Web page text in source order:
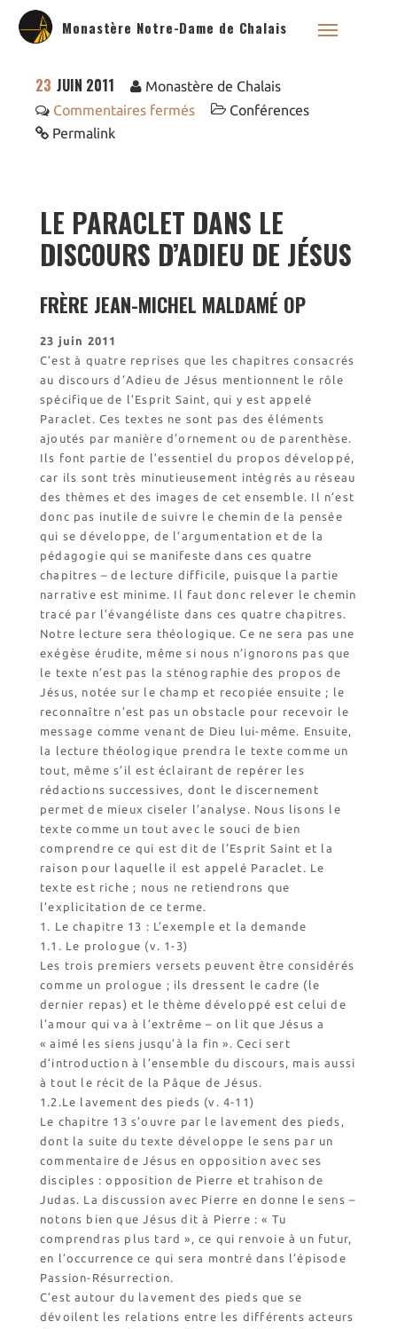
Monastère Notre-Dame de Chalais
Qui sommes nous ?
Saint Dominique
Devenir moniale
dominicaine
Les restaurations de
l’église de Chalais
Visite symbolique de
l’Église
Visites virtuelles
Les randonnées
Informations pratiques
Horaires
Accueil de groupes
Demande de séjour
Covoiturage
La boutique – Librairie
Biscuiterie St Dominique
Catalogue et tarifs
Nos emballages
Nos biscuits
Nos ingrédients
L’association
Prochains événements
Dernières conférences
Contact Accueil
Contact Boutique
23 JUIN 2011
Monastère de Chalais
Commentaires fermés
Conférences
Permalink
LE PARACLET DANS LE
DISCOURS D’ADIEU DE JÉSUS
FRÈRE JEAN-MICHEL MALDAMÉ OP
23 juin 2011
C’est à quatre reprises que les chapitres consacrés
au discours d’Adieu de Jésus mentionnent le rôle
spécifique de l’Esprit Saint, qui y est appelé
Paraclet. Ces textes ne sont pas des éléments
ajoutés par manière d’ornement ou de parenthèse.
Ils font partie de l’essentiel du propos développé,
car ils sont très minutieusement intégrés au réseau
des thèmes et des images de cet ensemble. Il n’est
donc pas inutile de suivre le chemin de la pensée
qui se développe, de l’argumentation et de la
pédagogie qui se manifeste dans ces quatre
chapitres – de lecture difficile, puisque la partie
narrative est minime. Il faut donc relever le chemin
tracé par l’évangéliste dans ces quatre chapitres.
Notre lecture sera théologique. Ce ne sera pas une
exégèse érudite, même si nous n’ignorons pas que
le texte n’est pas la sténographie des propos de
Jésus, notée sur le champ et recopiée ensuite ; le
reconnaître n’est pas un obstacle pour recevoir le
message comme venant de Dieu lui-même. Ensuite,
la lecture théologique prendra le texte comme un
tout, même s’il est éclairant de repérer les
rédactions successives, dont le discernement
permet de mieux ciseler l’analyse. Nous lisons le
texte comme un tout avec le souci de bien
comprendre ce qui est dit de l’Esprit Saint et la
raison pour laquelle il est appelé Paraclet. Le
texte est riche ; nous ne retiendrons que
l’explicitation de ce terme.
1. Le chapitre 13 : L’exemple et la demande
1.1. Le prologue (v. 1-3)
Les trois premiers versets peuvent être considérés
comme un prologue ; ils dressent le cadre (le
dernier repas) et le thème développé est celui de
l’amour qui va à l’extrême – on lit que Jésus a
« aimé les siens jusqu’à la fin ». Ceci sert
d’introduction à l’ensemble du discours, mais aussi
à tout le récit de la Pâque de Jésus.
1.2.Le lavement des pieds (v. 4-11)
Le chapitre 13 s’ouvre par le lavement des pieds,
dont la suite du texte développe le sens par un
commentaire de Jésus en opposition avec ses
disciples : opposition de Pierre et trahison de
Judas. La discussion avec Pierre en donne le sens –
notons bien que Jésus dit à Pierre : « Tu
comprendras plus tard », ce qui renvoie à un futur,
en l’occurrence ce qui sera montré dans l’épisode
Passion-Résurrection.
C’est autour du lavement des pieds que se
dévoilent les relations entre les différents acteurs